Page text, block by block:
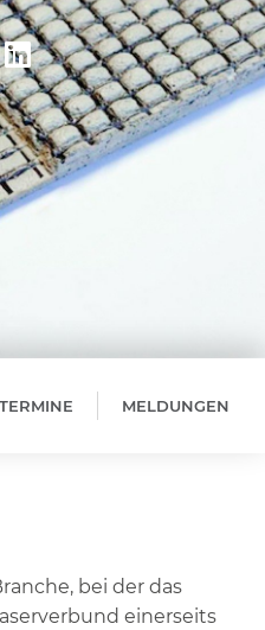
TERMINE MELDUNGEN
bei der das
einerseits